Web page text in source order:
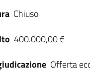
Chiuso
400.000,00 €
Offerta